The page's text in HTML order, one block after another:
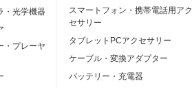
・光学機器
・プレーヤ
スマートフォン・携帯電話用アク
セサリー
タブレットPCアクセサリー
ケーブル・変換アダプター
バッテリー・充電器